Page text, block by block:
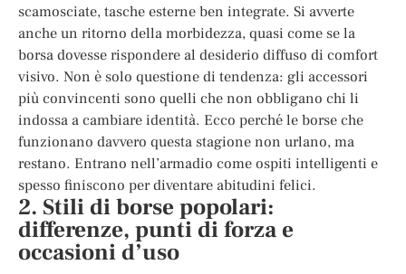
scamosciate, tasche esterne ben integrate. Si avverte
anche un ritorno della morbidezza, quasi come se la
borsa dovesse rispondere al desiderio diffuso di comfort
visivo. Non è solo questione di tendenza: gli accessori
più convincenti sono quelli che non obbligano chi li
indossa a cambiare identità. Ecco perché le borse che
funzionano davvero questa stagione non urlano, ma
restano. Entrano nell’armadio come ospiti intelligenti e
spesso finiscono per diventare abitudini felici.
2. Stili di borse popolari:
differenze, punti di forza e
occasioni d’uso